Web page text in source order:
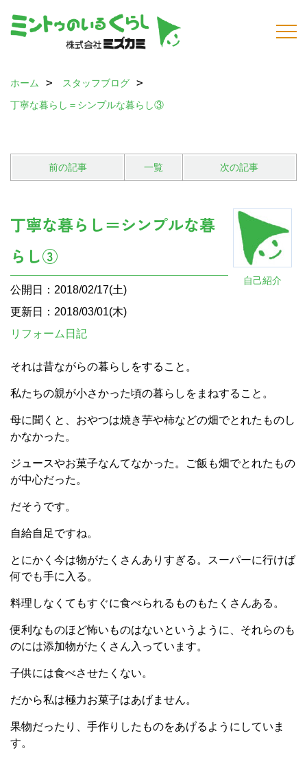
ホーム
スタッフブログ
丁寧な暮らし＝シンプルな暮らし③
前の記事 一覧 次の記事
自己紹介
丁寧な暮らし＝シンプルな暮
らし③
公開日：2018/02/17(土)
更新日：2018/03/01(木)
リフォーム日記
それは昔ながらの暮らしをすること。
私たちの親が小さかった頃の暮らしをまねすること。
母に聞くと、おやつは焼き芋や柿などの畑でとれたものし
かなかった。
ジュースやお菓子なんてなかった。ご飯も畑でとれたもの
が中心だった。
だそうです。
自給自足ですね。
とにかく今は物がたくさんありすぎる。スーパーに行けば
何でも手に入る。
料理しなくてもすぐに食べられるものもたくさんある。
便利なものほど怖いものはないというように、それらのも
のには添加物がたくさん入っています。
子供には食べさせたくない。
だから私は極力お菓子はあげません。
果物だったり、手作りしたものをあげるようにしていま
す。